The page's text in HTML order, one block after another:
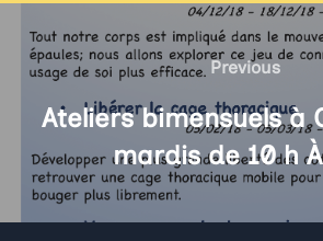
Navigation
l’article
Previous
Previous
Ateliers bimensuels à
mardis de 10 h